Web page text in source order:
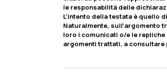
le responsabilità delle
L’intento della testata è quello
Naturalmente, sull’argomento
loro i comunicati o/e le
argomenti trattati, a consultare